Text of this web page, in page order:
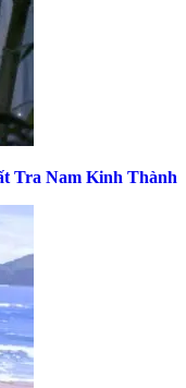
Tra Nam Kinh Thành